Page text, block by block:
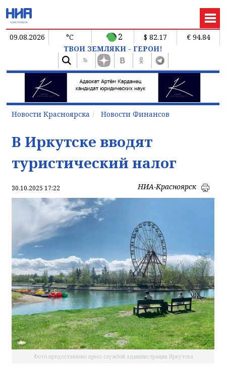
09.08.2026 °C 2 $ 82.17
€ 94.84
ТВОИ ЗЕМЛЯКИ - ГЕРОИ!
Новости Красноярска Новости Финансов
В Иркутске вводят
туристический налог
30.10.2025 17:22 НИА-Красноярск
Фото предоставлено пресс-службой администрации Иркутска